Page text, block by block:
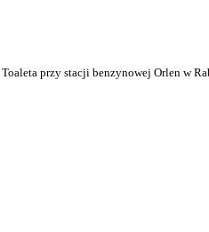
Toaleta przy stacji benzynowej Orlen w